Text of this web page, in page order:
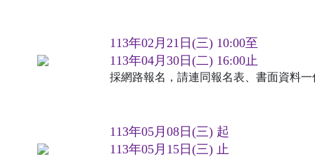
113年02月21日(三) 10:00至
113年04月30日(二) 16:00止
採網路報名，請連同報名表、書面資料
113年05月08日(三) 起
113年05月15日(三) 止